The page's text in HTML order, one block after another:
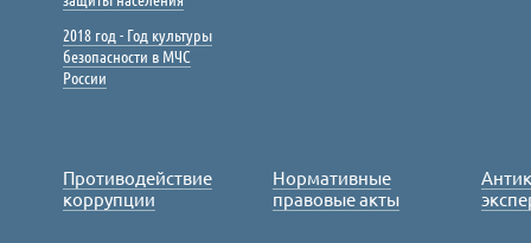
2018 год - Год культуры
безопасности в МЧС
России
Противодействие
коррупции
Нормативные
правовые акты